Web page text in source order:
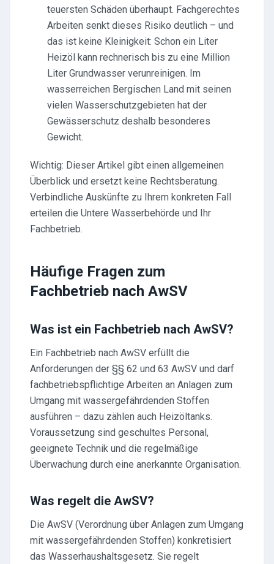
teuersten Schäden überhaupt. Fachgerechtes
Arbeiten senkt dieses Risiko deutlich – und
das ist keine Kleinigkeit: Schon ein Liter
Heizöl kann rechnerisch bis zu eine Million
Liter Grundwasser verunreinigen. Im
wasserreichen Bergischen Land mit seinen
vielen Wasserschutzgebieten hat der
Gewässerschutz deshalb besonderes
Gewicht.
Wichtig: Dieser Artikel gibt einen allgemeinen
Überblick und ersetzt keine Rechtsberatung.
Verbindliche Auskünfte zu Ihrem konkreten Fall
erteilen die Untere Wasserbehörde und Ihr
Fachbetrieb.
Häufige Fragen zum
Fachbetrieb nach AwSV
Was ist ein Fachbetrieb nach AwSV?
Ein Fachbetrieb nach AwSV erfüllt die
Anforderungen der §§ 62 und 63 AwSV und darf
fachbetriebspflichtige Arbeiten an Anlagen zum
Umgang mit wassergefährdenden Stoffen
ausführen – dazu zählen auch Heizöltanks.
Voraussetzung sind geschultes Personal,
geeignete Technik und die regelmäßige
Überwachung durch eine anerkannte Organisation.
Was regelt die AwSV?
Die AwSV (Verordnung über Anlagen zum Umgang
mit wassergefährdenden Stoffen) konkretisiert
das Wasserhaushaltsgesetz. Sie regelt